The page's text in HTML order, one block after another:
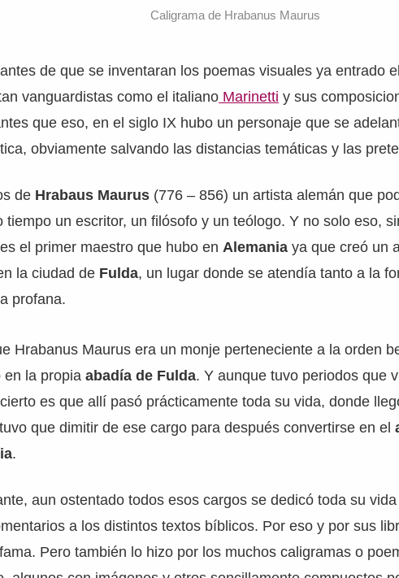
Caligrama de Hrabanus Maurus
de que se inventaran los poemas visuales ya entrado
vanguardistas como el italiano Marinetti y sus
que eso, en el siglo IX hubo un personaje que se
obviamente salvando las distancias temáticas y las
de Hrabaus Maurus (776 – 856) un artista alemán que
tiempo un escritor, un filósofo y un teólogo. Y no solo eso,
el primer maestro que hubo en Alemania ya que creó un
la ciudad de Fulda, un lugar donde se atendía tanto a la
profana.
Hrabanus Maurus era un monje perteneciente a la orden
en la propiaabadía de Fulda. Y aunque tuvo periodos que
es que allí pasó prácticamente toda su vida, donde
que dimitir de ese cargo para después convertirse en el
.
aun ostentado todos esos cargos se dedicó toda su
a los distintos textos bíblicos. Por eso y por sus
Pero también lo hizo por los muchos caligramas o